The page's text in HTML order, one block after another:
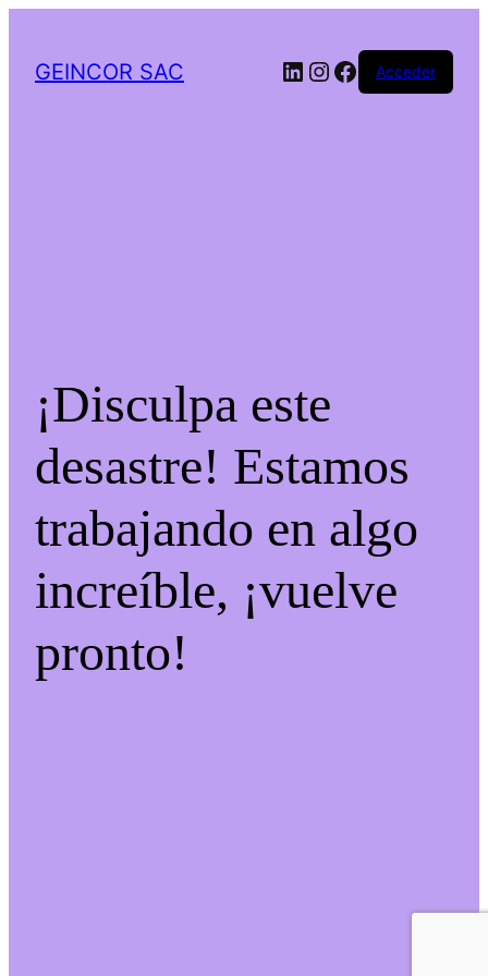
GEINCOR SAC LinkedIn
Instagram
Facebook
Acceder
¡Disculpa este
desastre! Estamos
trabajando en algo
increíble, ¡vuelve
pronto!